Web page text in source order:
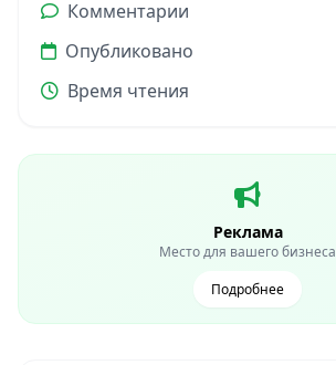
Комментарии
Опубликовано
Время чтения
Реклама
Место для вашего бизнеса
Подробнее